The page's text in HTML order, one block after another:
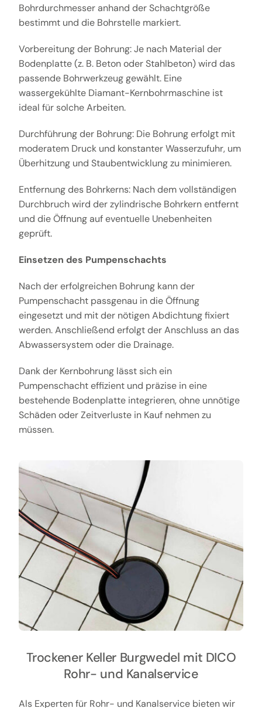
Bohrdurchmesser anhand der Schachtgröße
bestimmt und die Bohrstelle markiert.
Vorbereitung der Bohrung: Je nach Material der
Bodenplatte (z. B. Beton oder Stahlbeton) wird das
passende Bohrwerkzeug gewählt. Eine
wassergekühlte Diamant-Kernbohrmaschine ist
ideal für solche Arbeiten.
Durchführung der Bohrung: Die Bohrung erfolgt mit
moderatem Druck und konstanter Wasserzufuhr, um
Überhitzung und Staubentwicklung zu minimieren.
Entfernung des Bohrkerns: Nach dem vollständigen
Durchbruch wird der zylindrische Bohrkern entfernt
und die Öffnung auf eventuelle Unebenheiten
geprüft.
Einsetzen des Pumpenschachts
Nach der erfolgreichen Bohrung kann der
Pumpenschacht passgenau in die Öffnung
eingesetzt und mit der nötigen Abdichtung fixiert
werden. Anschließend erfolgt der Anschluss an das
Abwassersystem oder die Drainage.
Dank der Kernbohrung lässt sich ein
Pumpenschacht effizient und präzise in eine
bestehende Bodenplatte integrieren, ohne unnötige
Schäden oder Zeitverluste in Kauf nehmen zu
müssen.
Trockener Keller Burgwedel mit DICO
Rohr- und Kanalservice
Als Experten für Rohr- und Kanalservice bieten wir